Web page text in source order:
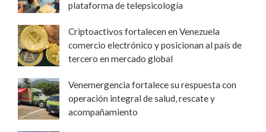
plataforma de telepsicología
Criptoactivos fortalecen en Venezuela
comercio electrónico y posicionan al país de
tercero en mercado global
Venemergencia fortalece su respuesta con
operación integral de salud, rescate y
acompañamiento